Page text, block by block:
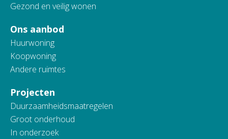
Gezond en veilig wonen
Ons aanbod
Huurwoning
Koopwoning
Andere ruimtes
Projecten
Duurzaamheidsmaatregelen
Groot onderhoud
In onderzoek